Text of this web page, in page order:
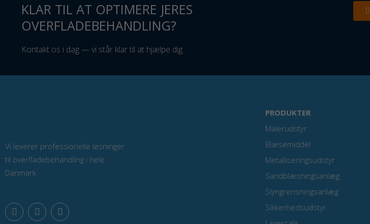
KLAR TIL AT OPTIMERE JERES
OVERFLADEBEHANDLING?
Kontakt os i dag — vi står klar til at hjælpe dig.
Vi leverer professionelle løsninger
til overfladebehandling i hele
Danmark
F
a
L
i
Y
o
PRODUKTER
Malerudstyr
Blæsemiddel
Metalliseringsudstyr
Sandblæsningsanlæg
Slyngrensningsanlæg
Sikkerhedsudstyr